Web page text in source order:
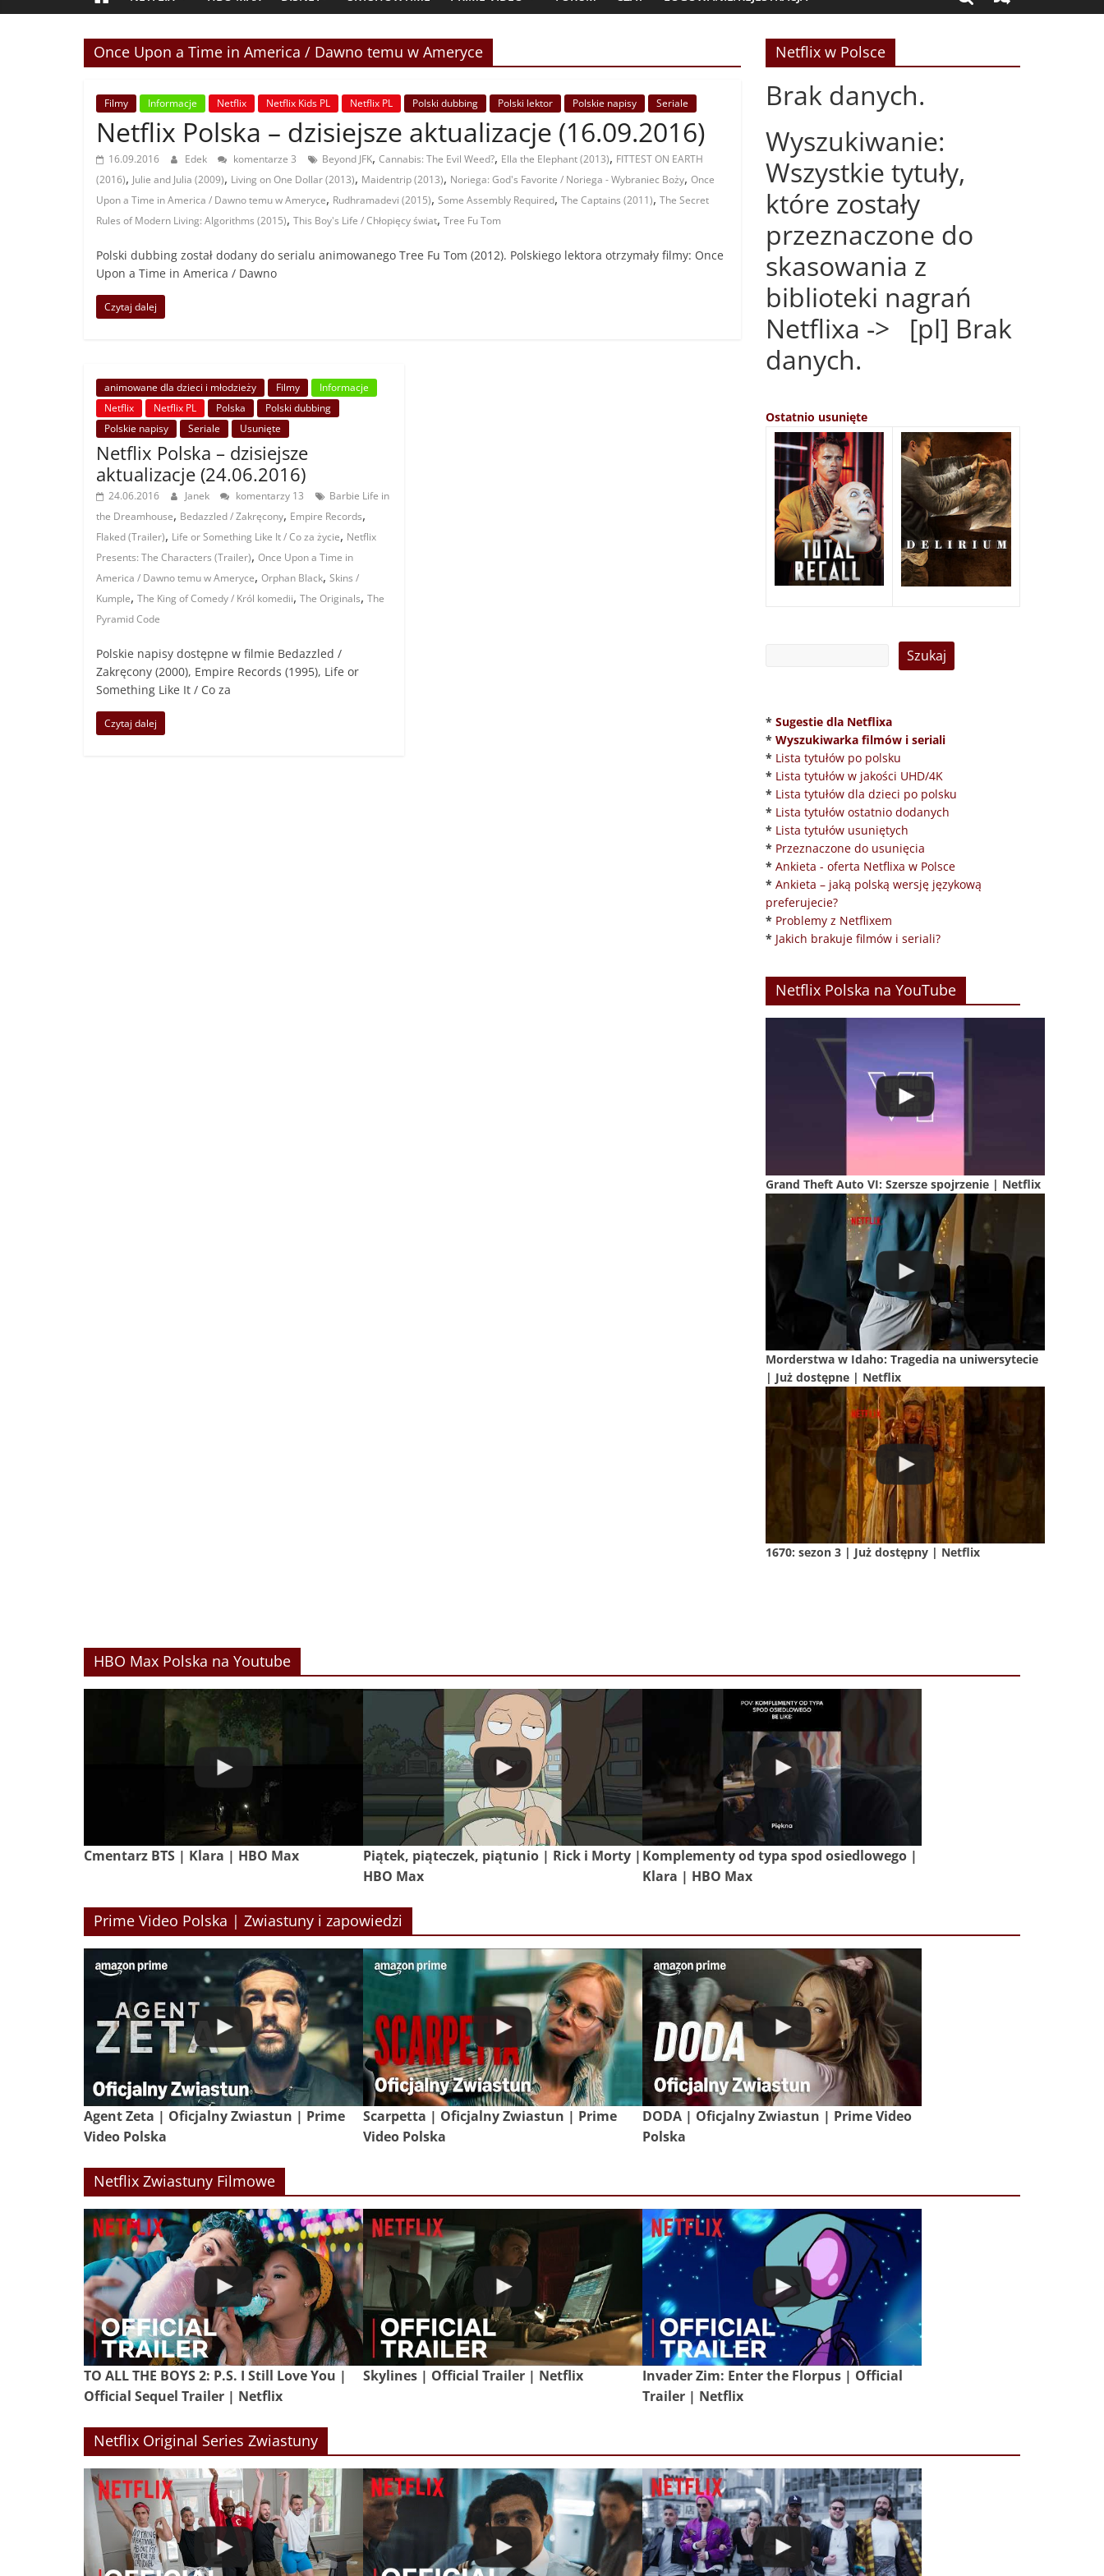
Once Upon a Time in America / Dawno temu w Ameryce
Filmy Informacje Netflix Netflix Kids PL Netflix PL Polski dubbing Polski lektor Polskie napisy Seriale
Netflix Polska – dzisiejsze aktualizacje (16.09.2016)
16.09.2016 Edek komentarze 3 Beyond JFK, Cannabis: The Evil Weed?, Ella the Elephant (2013), FITTEST ON EARTH
(2016), Julie and Julia (2009), Living on One Dollar (2013), Maidentrip (2013), Noriega: God's Favorite / Noriega - Wybraniec Boży, Once
Upon a Time in America / Dawno temu w Ameryce, Rudhramadevi (2015), Some Assembly Required, The Captains (2011), The Secret
Rules of Modern Living: Algorithms (2015), This Boy's Life / Chłopięcy świat, Tree Fu Tom
Polski dubbing został dodany do serialu animowanego Tree Fu Tom (2012). Polskiego lektora otrzymały filmy: Once
Upon a Time in America / Dawno
Czytaj dalej
animowane dla dzieci i młodzieży Filmy
Informacje
Netflix
Netflix PL Polska
Polski dubbing
Polskie napisy
Seriale Usunięte
Netflix Polska – dzisiejsze
aktualizacje (24.06.2016)
24.06.2016 Janek komentarzy 13
Barbie Life in
the Dreamhouse, Bedazzled / Zakręcony, Empire Records,
Flaked (Trailer), Life or Something Like It / Co za życie, Netflix
Presents: The Characters (Trailer), Once Upon a Time in
America / Dawno temu w Ameryce, Orphan Black, Skins /
Kumple, The King of Comedy / Król komedii, The Originals, The
Pyramid Code
Polskie napisy dostępne w filmie Bedazzled /
Zakręcony (2000), Empire Records (1995), Life or
Something Like It / Co za
Czytaj dalej
Netflix w Polsce
Brak danych.
Wyszukiwanie:
Wszystkie tytuły,
które zostały
przeznaczone do
skasowania z
biblioteki nagrań
Netflixa -> [pl] Brak
danych.
Ostatnio usunięte
* Sugestie dla Netflixa
* Wyszukiwarka filmów i seriali
* Lista tytułów po polsku
* Lista tytułów w jakości UHD/4K
* Lista tytułów dla dzieci po polsku
* Lista tytułów ostatnio dodanych
* Lista tytułów usuniętych
* Przeznaczone do usunięcia
* Ankieta - oferta Netflixa w Polsce
* Ankieta – jaką polską wersję językową
preferujecie?
* Problemy z Netflixem
* Jakich brakuje filmów i seriali?
Netflix Polska na YouTube
Grand Theft Auto VI: Szersze spojrzenie | Netflix
Morderstwa w Idaho: Tragedia na uniwersytecie
| Już dostępne | Netflix
1670: sezon 3 | Już dostępny | Netflix
HBO Max Polska na Youtube
Cmentarz BTS | Klara | HBO Max
Piątek, piąteczek, piątunio | Rick i Morty |
HBO Max
Komplementy od typa spod osiedlowego |
Klara | HBO Max
Prime Video Polska | Zwiastuny i zapowiedzi
Agent Zeta | Oficjalny Zwiastun | Prime
Video Polska
Scarpetta | Oficjalny Zwiastun | Prime
Video Polska
DODA | Oficjalny Zwiastun | Prime Video
Polska
Netflix Zwiastuny Filmowe
TO ALL THE BOYS 2: P.S. I Still Love You |
Official Sequel Trailer | Netflix
Skylines | Official Trailer | Netflix
Invader Zim: Enter the Florpus | Official
Trailer | Netflix
Netflix Original Series Zwiastuny